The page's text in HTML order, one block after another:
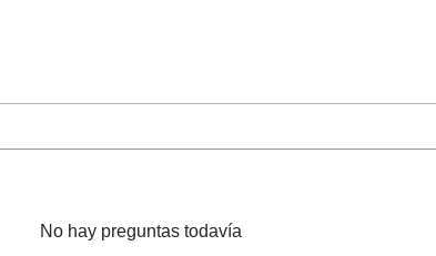
No hay preguntas todavía